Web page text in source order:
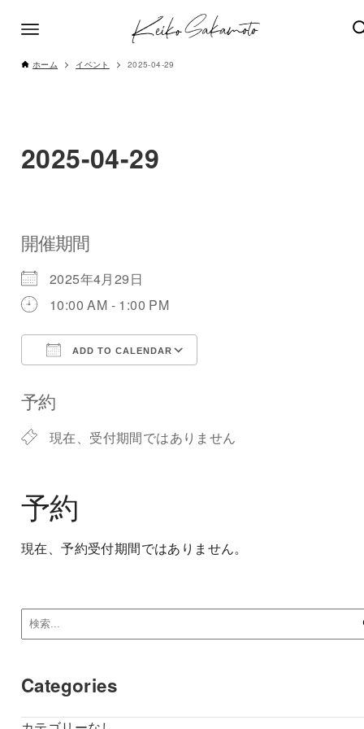
ホーム イベント 2025-04-29
2025-04-29
開催期間
2025年4月29日
10:00 AM - 1:00 PM
ADD TO CALENDAR
予約
現在、受付期間ではありません
予約
現在、予約受付期間ではありません。
Categories